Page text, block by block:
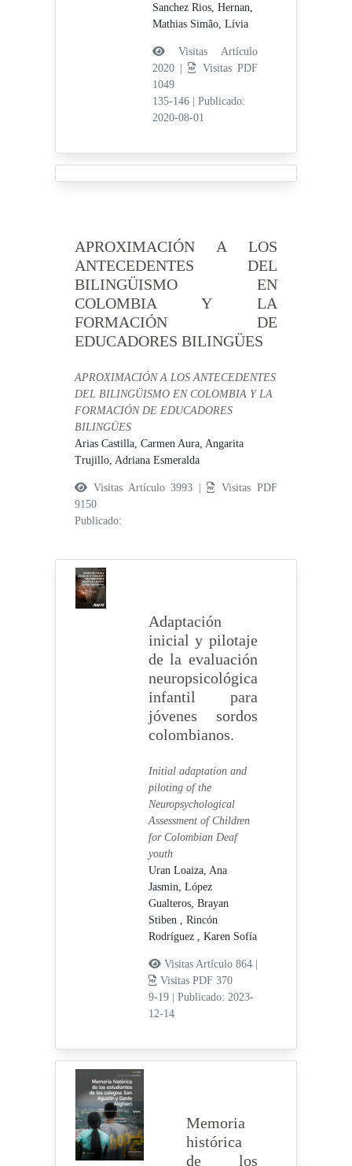
Sanchez Rios, Hernan,
Mathias Simão, Lívia
Visitas Artículo
2020 |
Visitas PDF
1049
135-146
Publicado:
2020-08-01
APROXIMACIÓN A LOS
ANTECEDENTES DEL
BILINGÜISMO EN
COLOMBIA Y LA
FORMACIÓN DE
EDUCADORES BILINGÜES
APROXIMACIÓN A LOS ANTECEDENTES
DEL BILINGÜISMO EN COLOMBIA Y LA
FORMACIÓN DE EDUCADORES
BILINGÜES
Arias Castilla, Carmen Aura,Angarita
Trujillo, Adriana Esmeralda
Visitas Artículo 3993 |
Visitas PDF
9150
Publicado:
Adaptación
inicial y pilotaje
de la evaluación
neuropsicológica
infantil para
jóvenes sordos
colombianos.
Initial adaptation and
piloting of the
Neuropsychological
Assessment of Children
for Colombian Deaf
youth
Uran Loaiza, Ana
Jasmin, López
Gualteros, Brayan
Stiben , Rincón
Rodríguez , Karen Sofía
Visitas Artículo 864 |
Visitas PDF 370
9-19
Publicado: 2023-
12-14
Memoria
histórica
de los